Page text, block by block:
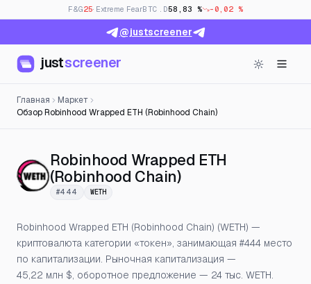
F&G25· Extreme FearBTC.D58,83 % -0,02 %
@justscreener
justscreener
Главная
Маркет
Обзор Robinhood Wrapped ETH (Robinhood Chain)
Robinhood Wrapped ETH
(Robinhood Chain)— Цена,
#444 WETH
Robinhood Wrapped ETH (Robinhood Chain) (WETH) —
криптовалюта категории «токен», занимающая #444 место
по капитализации. Рыночная капитализация —
45,22 млн $, оборотное предложение — 24 тыс. WETH.